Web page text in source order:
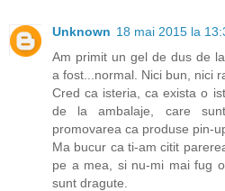
Unknown 18 mai 2015 la
Am primit un gel de dus de
a fost...normal. Nici bun, nici
Cred ca isteria, ca exista o
de la ambalaje, care
promovarea ca produse pin-
Ma bucur ca ti-am citit
pe a mea, si nu-mi mai fug
sunt dragute.